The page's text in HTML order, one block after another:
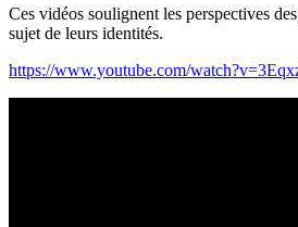
Ces vidéos soulignent les perspectives
sujet de leurs identités.
https://www.youtube.com/